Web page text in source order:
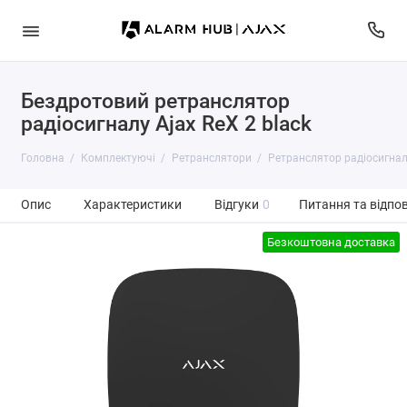
Бездротовий ретранслятор
радіосигналу Ajax ReX 2 black
Головна Комплектуючі Ретранслятори Ретранслятор
Опис Характеристики Відгуки 0 Питання та
Безкоштовна доставка